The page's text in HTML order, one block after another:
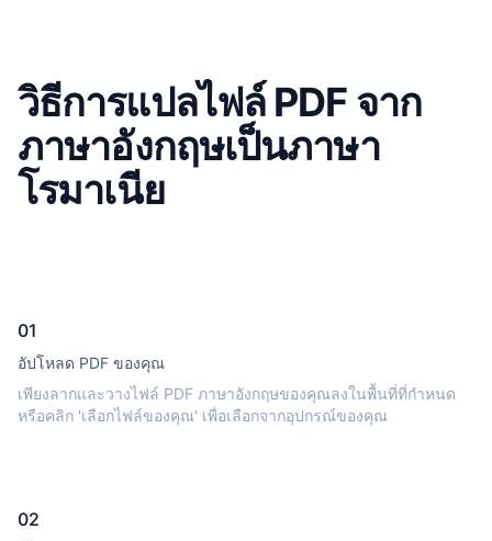
วิธีการแปลไฟล์ PDF จาก
ภาษาอังกฤษเป็นภาษา
โรมาเนีย
01
อัปโหลด PDF ของคุณ
เพียงลากและวางไฟล์ PDF ภาษาอังกฤษของคุณลงในพื้นที่ที่กำหนด
หรือคลิก 'เลือกไฟล์ของคุณ' เพื่อเลือกจากอุปกรณ์ของคุณ
02